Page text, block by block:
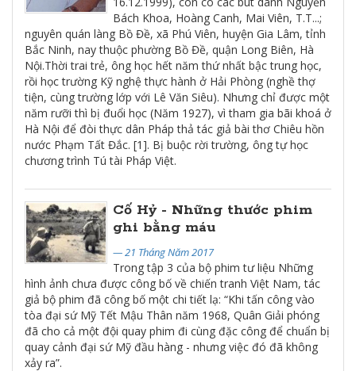
Bách Khoa, Hoàng Canh, Mai Viên, T.T...;
nguyên quán làng Bồ Đề, xã Phú Viên, huyện Gia Lâm, tỉnh
Bắc Ninh, nay thuộc phường Bồ Đề, quận Long Biên, Hà
Nội.Thời trai trẻ, ông học hết năm thứ nhất bậc trung học,
rồi học trường Kỹ nghệ thực hành ở Hải Phòng (nghề thợ
tiện, cùng trường lớp với Lê Văn Siêu). Nhưng chỉ được một
năm rưỡi thì bị đuổi học (Năm 1927), vì tham gia bãi khoá ở
Hà Nội để đòi thực dân Pháp thả tác giả bài thơ Chiêu hồn
nước Phạm Tất Đắc. [1]. Bị buộc rời trường, ông tự học
chương trình Tú tài Pháp Việt.
Cố Hỷ - Những thước phim
ghi bằng máu
— 21 Tháng Năm 2017
Trong tập 3 của bộ phim tư liệu Những
hình ảnh chưa được công bố về chiến tranh Việt Nam, tác
giả bộ phim đã công bố một chi tiết lạ: “Khi tấn công vào
tòa đại sứ Mỹ Tết Mậu Thân năm 1968, Quân Giải phóng
đã cho cả một đội quay phim đi cùng đặc công để chuẩn bị
quay cảnh đại sứ Mỹ đầu hàng - nhưng việc đó đã không
xảy ra”.